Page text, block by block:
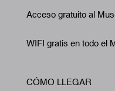
Acceso gratuito al
WIFI gratis en todo el
CÓMO LLEGAR